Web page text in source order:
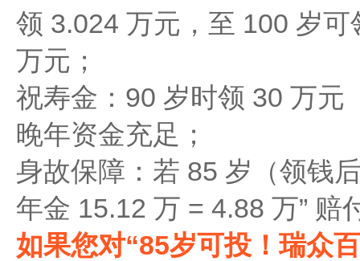
领 3.024 万元，至 100 岁
万元；
祝寿金：90 岁时领 30 万元
晚年资金充足；
身故保障：若 85 岁（领钱
年金 15.12 万 = 4.88 万” 赔
如果您对“85岁可投！瑞众